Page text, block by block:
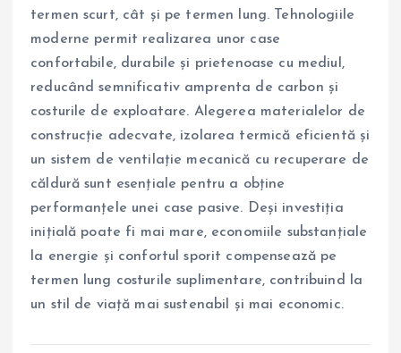
termen scurt, cât și pe termen lung. Tehnologiile
moderne permit realizarea unor case
confortabile, durabile și prietenoase cu mediul,
reducând semnificativ amprenta de carbon și
costurile de exploatare. Alegerea materialelor de
construcție adecvate, izolarea termică eficientă și
un sistem de ventilație mecanică cu recuperare de
căldură sunt esențiale pentru a obține
performanțele unei case pasive. Deși investiția
inițială poate fi mai mare, economiile substanțiale
la energie și confortul sporit compensează pe
termen lung costurile suplimentare, contribuind la
un stil de viață mai sustenabil și mai economic.